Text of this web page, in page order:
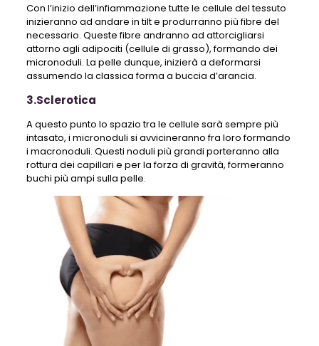
Con l’inizio dell’infiammazione tutte le cellule del tessuto
inizieranno ad andare in tilt e produrranno più fibre del
necessario. Queste fibre andranno ad attorcigliarsi
attorno agli adipociti (cellule di grasso), formando dei
micronoduli. La pelle dunque, inizierà a deformarsi
assumendo la classica forma a buccia d’arancia.
3.Sclerotica
A questo punto lo spazio tra le cellule sarà sempre più
intasato, i micronoduli si avvicineranno fra loro formando
i macronoduli. Questi noduli più grandi porteranno alla
rottura dei capillari e per la forza di gravità, formeranno
buchi più ampi sulla pelle.